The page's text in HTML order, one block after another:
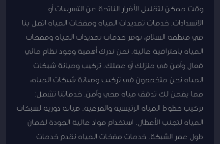
وقت ممكن لتقليل الأضرار الناتجة عن التسريبات أو
الانسدادات. خدمات تمديدات المياه ومضخات المياه اتصل بنا
في منطقة السلام، نوفر خدمات تمديدات المياه ومضخات
المياه باحترافية عالية. نحن ندرك أهمية وجود نظام مائي
فعال وآمن في منزلك أو عملك. تركيب وصيانة شبكات
المياه نحن متخصصون في تركيب وصيانة شبكات المياه،
مما يضمن لك تدفق مياه صحي وآمن. خدماتنا تشمل:
تركيب خطوط المياه الرئيسية والفرعية. صيانة دورية لشبكات
المياه لتجنب الأعطال. استخدام مواد عالية الجودة لضمان
طول عمر الشبكة. خدمات مضخات المياه نقدم خدمات